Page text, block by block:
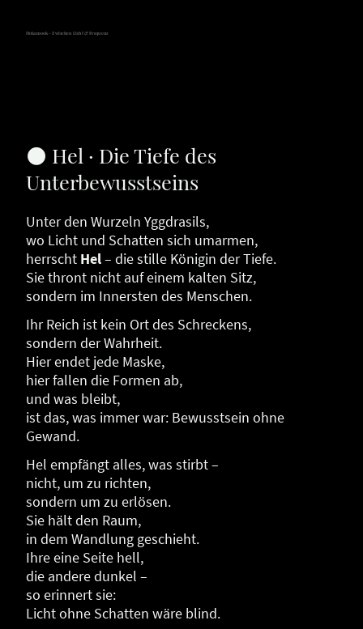
Hokamook - Zwischen Licht & Frequenz
🌑 Hel · Die Tiefe des
Unterbewusstseins
Unter den Wurzeln Yggdrasils,
wo Licht und Schatten sich umarmen,
herrscht Hel– die stille Königin der Tiefe.
Sie thront nicht auf einem kalten Sitz,
sondern im Innersten des Menschen.
Ihr Reich ist kein Ort des Schreckens,
sondern der Wahrheit.
Hier endet jede Maske,
hier fallen die Formen ab,
und was bleibt,
ist das, was immer war: Bewusstsein ohne
Gewand.
Hel empfängt alles, was stirbt –
nicht, um zu richten,
sondern um zu erlösen.
Sie hält den Raum,
in dem Wandlung geschieht.
Ihre eine Seite hell,
die andere dunkel –
so erinnert sie:
Licht ohne Schatten wäre blind.